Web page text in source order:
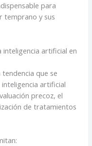
para
temprano y sus
inteligencia artificial en
que se
artificial
precoz, el
de tratamientos